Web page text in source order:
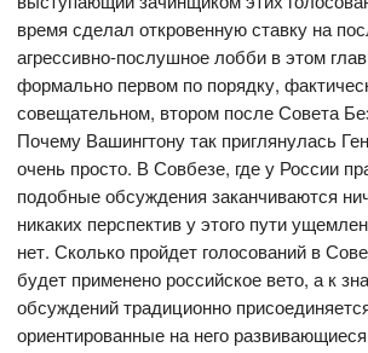
время сделал откровенную ставку на
агрессивно-послушное лобби в этом
формально первом по порядку,
совещательном, втором после Совета
Почему Вашингтону так приглянулась
очень просто. В Совбезе, где у России
подобные обсуждения заканчиваются
никаких перспектив у этого пути
нет. Сколько пройдет голосований в
будет применено российское вето, а к
обсуждений традиционно
ориентированные на него